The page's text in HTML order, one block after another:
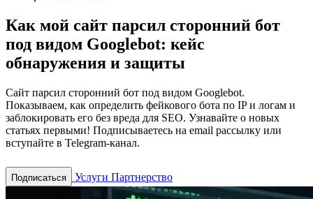
Как мой сайт парсил сторонний бот
под видом Googlebot: кейс
обнаружения и защиты
Сайт парсил сторонний бот под видом Googlebot.
Показываем, как определить фейкового бота по IP и логам и
заблокировать его без вреда для SEO. Узнавайте о новых
статьях первыми! Подписываетесь на email рассылку или
вступайте в Telegram-канал.
Подписаться Услуги Партнерство